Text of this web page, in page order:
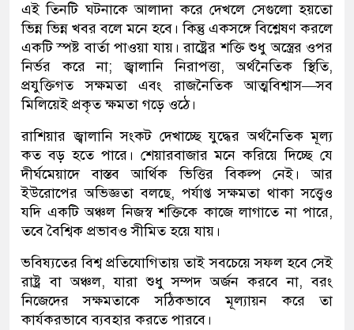
এই তিনটি ঘটনাকে আলাদা করে দেখলে সেগুলো হয়তো
ভিন্ন ভিন্ন খবর বলে মনে হবে। কিন্তু একসঙ্গে বিশ্লেষণ করলে
একটি স্পষ্ট বার্তা পাওয়া যায়। রাষ্ট্রের শক্তি শুধু অস্ত্রের ওপর
নির্ভর করে না; জ্বালানি নিরাপত্তা, অর্থনৈতিক স্থিতি,
প্রযুক্তিগত সক্ষমতা এবং রাজনৈতিক আত্মবিশ্বাস—সব
মিলিয়েই প্রকৃত ক্ষমতা গড়ে ওঠে।
রাশিয়ার জ্বালানি সংকট দেখাচ্ছে যুদ্ধের অর্থনৈতিক মূল্য
কত বড় হতে পারে। শেয়ারবাজার মনে করিয়ে দিচ্ছে যে
দীর্ঘমেয়াদে বাস্তব আর্থিক ভিত্তির বিকল্প নেই। আর
ইউরোপের অভিজ্ঞতা বলছে, পর্যাপ্ত সক্ষমতা থাকা সত্ত্বেও
যদি একটি অঞ্চল নিজস্ব শক্তিকে কাজে লাগাতে না পারে,
তবে বৈশ্বিক প্রভাবও সীমিত হয়ে যায়।
ভবিষ্যতের বিশ্ব প্রতিযোগিতায় তাই সবচেয়ে সফল হবে সেই
রাষ্ট্র বা অঞ্চল, যারা শুধু সম্পদ অর্জন করবে না, বরং
নিজেদের সক্ষমতাকে সঠিকভাবে মূল্যায়ন করে তা
কার্যকরভাবে ব্যবহার করতে পারবে।